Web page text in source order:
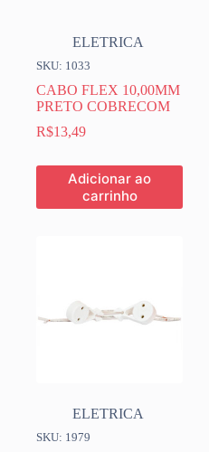
ELETRICA
SKU: 1033
CABO FLEX 10,00MM
PRETO COBRECOM
R$13,49
Adicionar ao
carrinho
ELETRICA
SKU: 1979